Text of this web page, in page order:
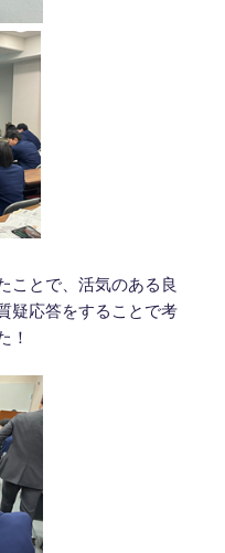
ことで、活気のある良
疑応答をすることで考
！